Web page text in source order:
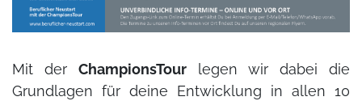
Mit derChampionsTour legen wir dabei die
Grundlagen für deine Entwicklung in allen 10